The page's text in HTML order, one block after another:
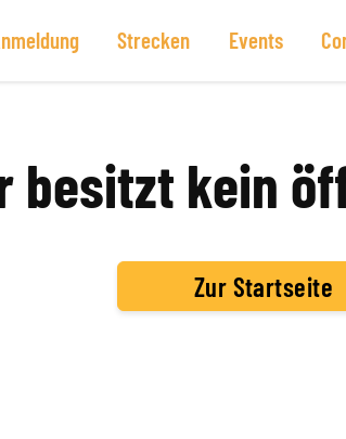
Strecken Events
besitzt kein
Zur Startseite